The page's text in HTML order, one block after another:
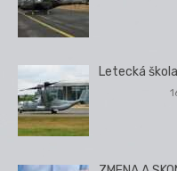
Letecká škola